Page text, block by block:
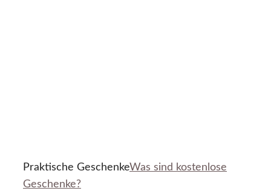
Praktische GeschenkeWas sind kostenlose
Geschenke?